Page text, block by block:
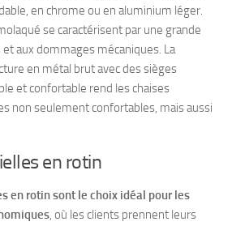
en chrome ou en aluminium léger.
se caractérisent par une grande
aux dommages mécaniques. La
en métal brut avec des sièges
et confortable rend les chaises
non seulement confortables, mais aussi
en rotin
en rotin sont le choix idéal pour les
, où les clients prennent leurs